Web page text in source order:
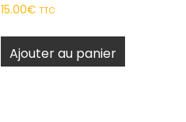
15.00€ TTC
Ajouter au panier